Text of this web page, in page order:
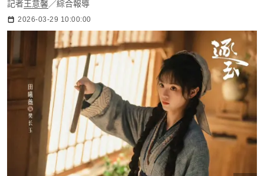
記者王意馨／綜合報導
2026-03-29 10:00:00